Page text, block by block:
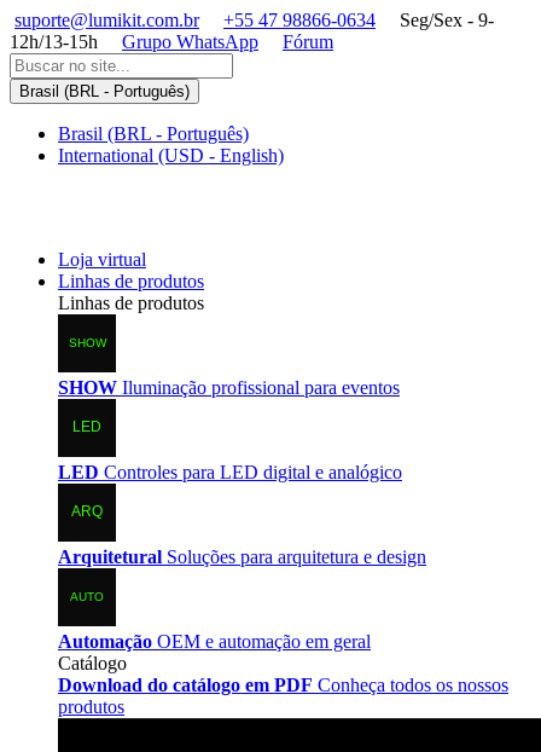
suporte@lumikit.com.br +55 47 98866-0634
Seg/Sex - 9-
12h/13-15h
Grupo WhatsApp Fórum
Brasil (BRL - Português)
Brasil (BRL - Português)
International (USD - English)
Loja virtual
Linhas de produtos
Linhas de produtos
SHOW Iluminação profissional para eventos
LED Controles para LED digital e analógico
Arquitetural Soluções para arquitetura e design
Automação OEM e automação em geral
Catálogo
Download do catálogo em PDF Conheça todos os nossos
produtos